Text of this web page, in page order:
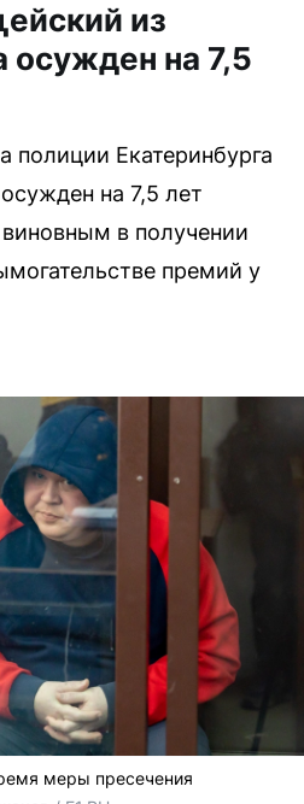
из
осужден на 7,5
полиции Екатеринбурга
на 7,5 лет
в получении
премий у
меры пресечения